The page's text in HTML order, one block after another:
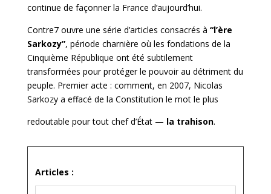
continue de façonner la France d’aujourd’hui.
Contre7 ouvre une série d’articles consacrés à “l’ère
Sarkozy”, période charnière où les fondations de la
Cinquième République ont été subtilement
transformées pour protéger le pouvoir au détriment du
peuple. Premier acte : comment, en 2007, Nicolas
Sarkozy a effacé de la Constitution le mot le plus
redoutable pour tout chef d’État — la trahison.
Articles :